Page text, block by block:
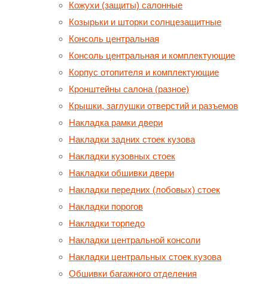
Кожухи (защиты) салонные
Козырьки и шторки солнцезащитные
Консоль центральная
Консоль центральная и комплектующие
Корпус отопителя и комплектующие
Кронштейны салона (разное)
Крышки, заглушки отверстий и разъемов
Накладка рамки двери
Накладки задних стоек кузова
Накладки кузовных стоек
Накладки обшивки двери
Накладки передних (лобовых) стоек
Накладки порогов
Накладки торпедо
Накладки центральной консоли
Накладки центральных стоек кузова
Обшивки багажного отделения